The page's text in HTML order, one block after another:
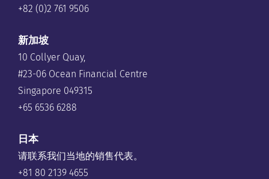
+82 (0)2 761 9506
新加坡
10 Collyer Quay,
#23-06 Ocean Financial Centre
Singapore 049315
+65 6536 6288
日本
请联系我们当地的销售代表。
+81 80 2139 4655